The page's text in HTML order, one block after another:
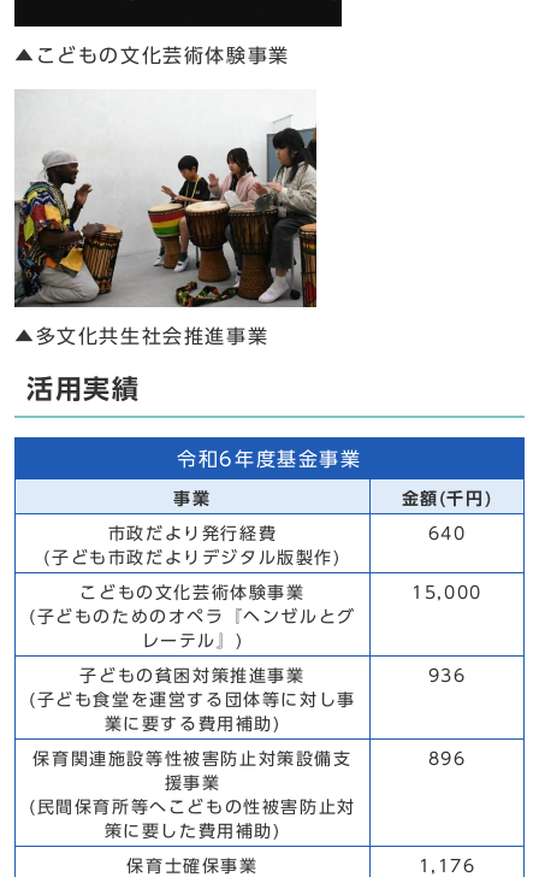
▲こどもの文化芸術体験事業
▲多文化共生社会推進事業
活用実績
令和6年度基金事業
事業 金額(千円)
市政だより発行経費
(子ども市政だよりデジタル版製作)
640
こどもの文化芸術体験事業
(子どものためのオペラ『ヘンゼルとグ
レーテル』)
15,000
子どもの貧困対策推進事業
(子ども食堂を運営する団体等に対し事
業に要する費用補助)
936
保育関連施設等性被害防止対策設備支
援事業
(民間保育所等へこどもの性被害防止対
策に要した費用補助)
896
保育士確保事業 1,176